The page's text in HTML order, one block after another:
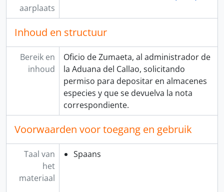
aarplaats
Inhoud en structuur
Bereik en
inhoud
Oficio de Zumaeta, al administrador de
la Aduana del Callao, solicitando
permiso para depositar en almacenes
especies y que se devuelva la nota
correspondiente.
Voorwaarden voor toegang en gebruik
Taal van
het
materiaal
Spaans